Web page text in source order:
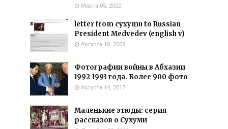
Марта 05, 2022
letter from cyxymu to Russian
President Medvedev (english v)
Августа 10, 2009
Фотографии войны в Абхазии
1992-1993 года. Более 900 фото
Августа 14, 2017
Маленькие этюды: серия
рассказов о Сухуми